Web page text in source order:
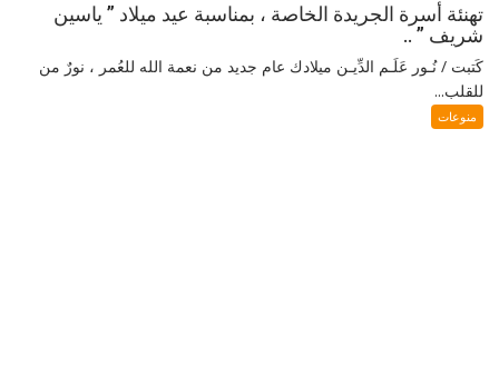
تهنئة أسرة الجريدة الخاصة ، بمناسبة عيد ميلاد ” ياسين
شريف ” ..
كَتبت / نُـور عَلَـم الدِّيـن ميلادك عام جديد من نعمة الله للعُمر ، نورٌ من
للقلب...
منوعات